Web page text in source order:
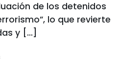
de los detenidos
lo que revierte
y […]